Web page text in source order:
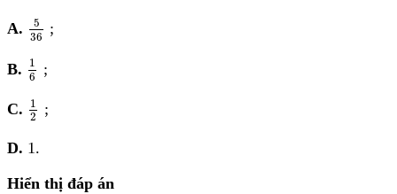
A.
5
36
536
;
B.
1
6
1
;
C.
1
2
1
;
D. 1.
Hiển thị đáp án